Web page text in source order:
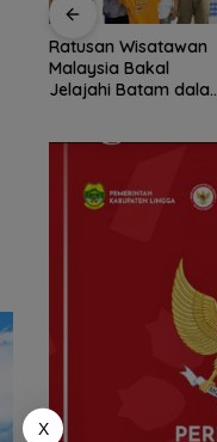
Ratusan Wisatawan
Malaysia Bakal
Jelajahi Batam
X